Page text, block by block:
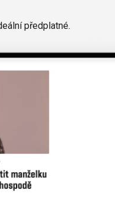
předplatné.